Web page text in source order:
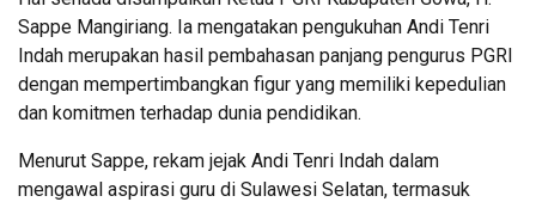
Sappe Mangiriang. Ia mengatakan pengukuhan Andi Tenri
Indah merupakan hasil pembahasan panjang pengurus PGRI
dengan mempertimbangkan figur yang memiliki kepedulian
dan komitmen terhadap dunia pendidikan.
Menurut Sappe, rekam jejak Andi Tenri Indah dalam
mengawal aspirasi guru di Sulawesi Selatan, termasuk